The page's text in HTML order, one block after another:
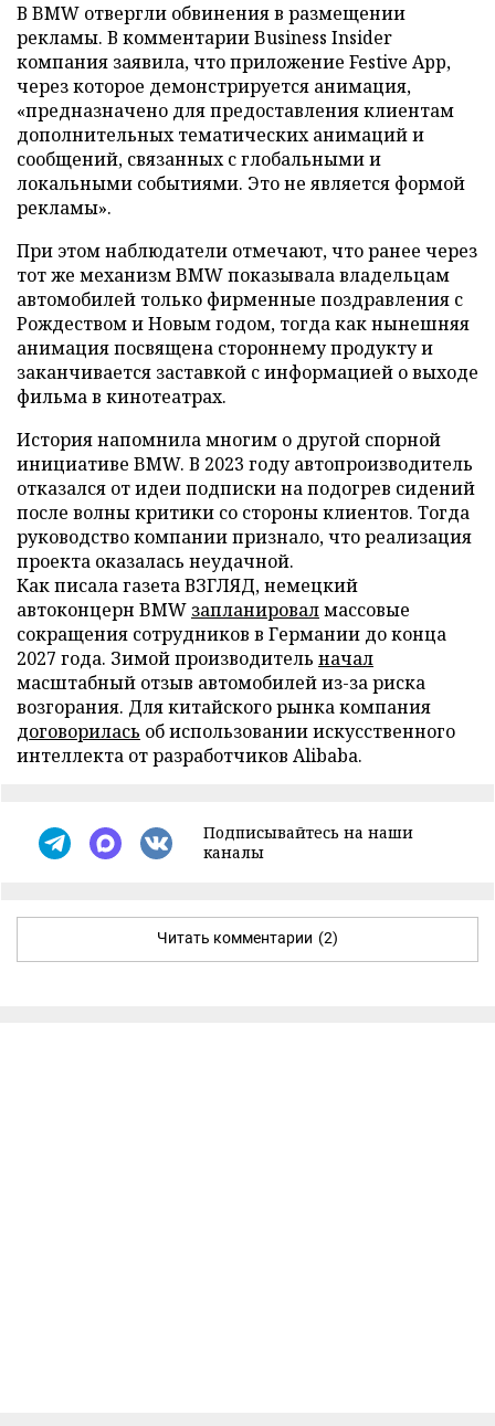
В BMW отвергли обвинения в размещении
рекламы. В комментарии Business Insider
компания заявила, что приложение Festive App,
через которое демонстрируется анимация,
«предназначено для предоставления клиентам
дополнительных тематических анимаций и
сообщений, связанных с глобальными и
локальными событиями. Это не является формой
рекламы».
При этом наблюдатели отмечают, что ранее через
тот же механизм BMW показывала владельцам
автомобилей только фирменные поздравления с
Рождеством и Новым годом, тогда как нынешняя
анимация посвящена стороннему продукту и
заканчивается заставкой с информацией о выходе
фильма в кинотеатрах.
История напомнила многим о другой спорной
инициативе BMW. В 2023 году автопроизводитель
отказался от идеи подписки на подогрев сидений
после волны критики со стороны клиентов. Тогда
руководство компании признало, что реализация
проекта оказалась неудачной.
Как писала газета ВЗГЛЯД, немецкий
автоконцерн BMW запланировалмассовые
сокращения сотрудников в Германии до конца
2027 года. Зимой производитель начал
масштабный отзыв автомобилей из-за риска
возгорания. Для китайского рынка компания
договорилась об использовании искусственного
интеллекта от разработчиков Alibaba.
Подписывайтесь на наши
каналы
Читать комментарии (2)